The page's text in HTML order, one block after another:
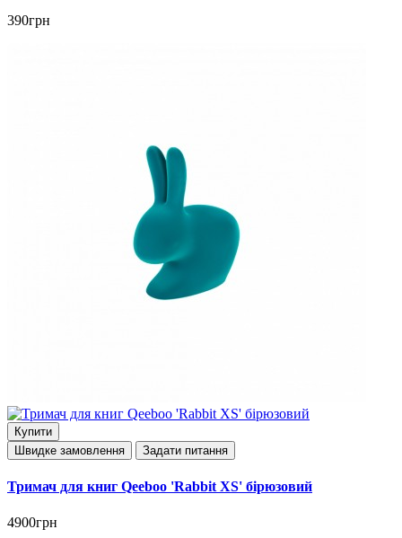
390грн
Купити
Швидке замовлення
Задати питання
Тримач для книг Qeeboo 'Rabbit XS' бірюзовий
4900грн